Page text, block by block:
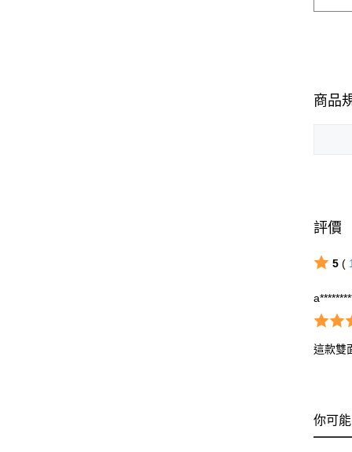
商品
評價
5( 1
這款雙
你可